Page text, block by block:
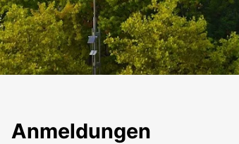
Chemnitz
Anmeldungen